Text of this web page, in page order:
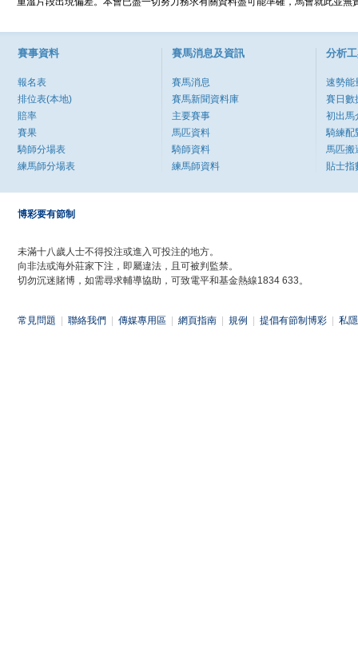
賽事資料
報名表
排位表(本地)
賠率
賽果
騎師分場表
練馬師分場表
賽馬消息及資訊
賽馬消息
賽馬新聞資料庫
主要賽事
馬匹資料
騎師資料
練馬師資料
分析
速勢能
賽日數
初出馬
騎練配
馬匹搬
貼士指
博彩要有節制
未滿十八歲人士不得投注或進入可投注的地方。
向非法或海外莊家下注，即屬違法，且可被判監禁。
切勿沉迷賭博，如需尋求輔導協助，可致電平和基金熱線1834 633。
常見問題 聯絡我們 傳媒專用區 網頁指南 規例 提倡有節制博彩 私